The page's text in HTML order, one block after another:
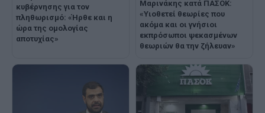
κυβέρνησης για τον
πληθωρισμό: «Ήρθε και η
ώρα της ομολογίας
αποτυχίας»
Μαρινάκης κατά ΠΑΣΟΚ:
«Υιοθετεί θεωρίες που
ακόμα και οι γνήσιοι
εκπρόσωποι ψεκασμένων
θεωριών θα την ζήλευαν»